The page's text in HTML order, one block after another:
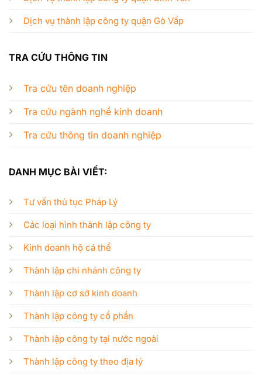
Dịch vụ thành lập công ty quận Gò Vấp
TRA CỨU THÔNG TIN
Tra cứu tên doanh nghiệp
Tra cứu ngành nghề kinh doanh
Tra cứu thông tin doanh nghiệp
DANH MỤC BÀI VIẾT:
Tư vấn thủ tục Pháp Lý
Các loại hình thành lập công ty
Kinh doanh hộ cá thể
Thành lập chi nhánh công ty
Thành lập cơ sở kinh doanh
Thành lập công ty cổ phần
Thành lập công ty tại nước ngoài
Thành lập công ty theo địa lý